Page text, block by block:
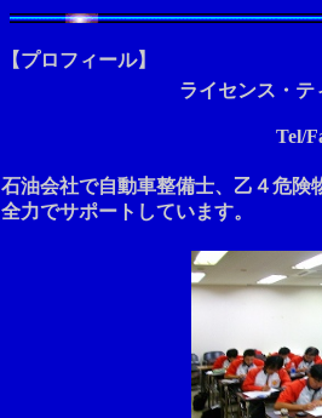
【プロフィール】
ライセンス・
Tel/
石油会社で自動車整備士、乙４危険
全力でサポートしています。